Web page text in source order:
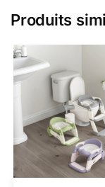
Produits